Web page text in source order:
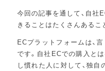
今回の記事を通して、自社
きることはたくさんあるこ
ECプラットフォームは、
です。自社ECでの購入と
し慣れた人に対して、独